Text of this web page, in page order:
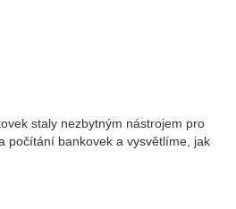
staly nezbytným nástrojem pro
počítání bankovek a vysvětlíme, jak